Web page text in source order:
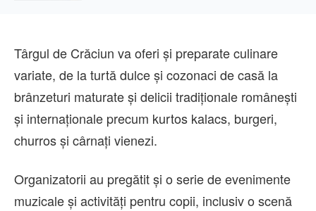
Târgul de Crăciun va oferi și preparate culinare
variate, de la turtă dulce și cozonaci de casă la
brânzeturi maturate și delicii tradiționale românești
și internaționale precum kurtos kalacs, burgeri,
churros și cârnați vienezi.
Organizatorii au pregătit și o serie de evenimente
muzicale și activități pentru copii, inclusiv o scenă